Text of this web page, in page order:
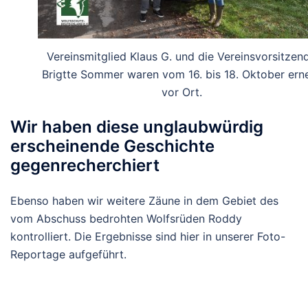
Vereinsmitglied Klaus G. und die
Brigtte Sommer waren vom 16. bis 18. Oktober
vor Ort.
Wir haben diese unglaubwürdig
erscheinende Geschichte
gegenrecherchiert
Ebenso haben wir weitere Zäune in dem Gebiet des
vom Abschuss bedrohten Wolfsrüden Roddy
kontrolliert. Die Ergebnisse sind hier in unserer Foto-
Reportage aufgeführt.